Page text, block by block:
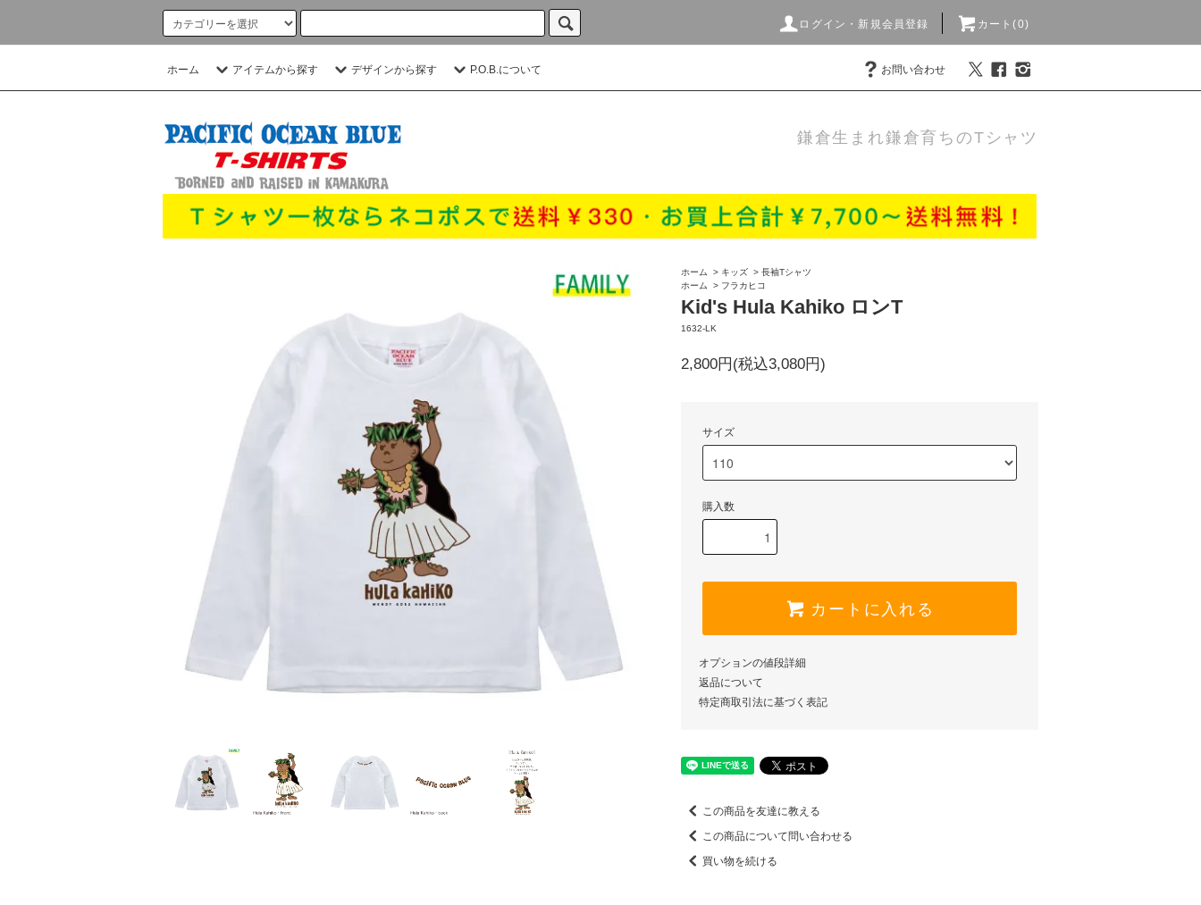
ログイン・新規会員登録 カート(0)
ホーム アイテムから探す デザインから探す P.O.B.について お問い合わせ
鎌倉生まれ鎌倉育ちのTシャツ
ホーム > キッズ > 長袖Tシャツ
ホーム
> フラカヒコ
Kid's Hula Kahiko ロンT
1632-LK
2,800円(税込3,080円)
サイズ
購入数
カートに入れる
オプションの値段詳細
返品について
特定商取引法に基づく表記
この商品を友達に教える
この商品について問い合わせる
買い物を続ける